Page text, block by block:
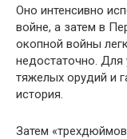
Оно интенсивно
войне, а затем в
окопной войны
недостаточно. Для
тяжелых орудий и
история.
Затем